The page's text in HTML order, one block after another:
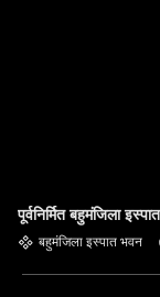
पूर्वनिर्मित बहुमंजिला
बहुमंजिला इस्पात भवन